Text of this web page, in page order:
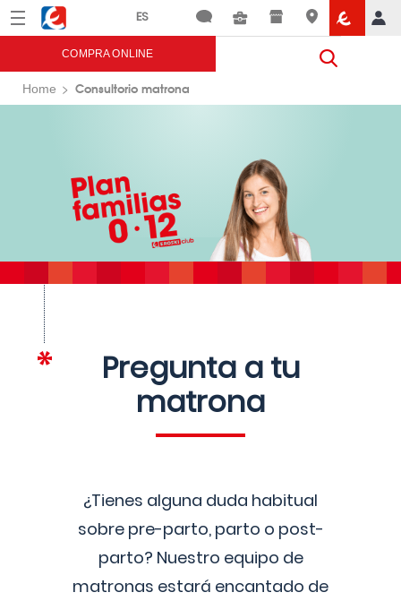
Menú Eroski
COMPRA ONLINE
Home Consultorio matrona
Pregunta a tu
matrona
¿Tienes alguna duda habitual
sobre pre-parto, parto o post-
parto? Nuestro equipo de
matronas estará encantado de